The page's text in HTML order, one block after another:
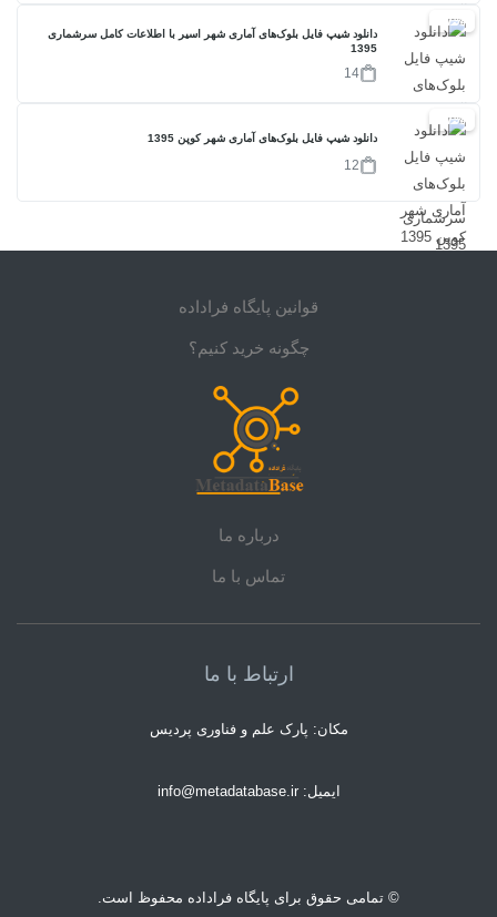
17%
دانلود شیپ فایل بلوک‌های آماری شهر اسیر با اطلاعات کامل سرشماری
1395
14
17%
دانلود شیپ فایل بلوک‌های آماری شهر کوپن 1395
12
قوانین پایگاه فراداده
چگونه خرید کنیم؟
درباره ما
تماس با ما
ارتباط با ما
مکان: پارک علم و فناوری پردیس
ایمیل: info@metadatabase.ir
© تمامی حقوق برای پایگاه فراداده محفوظ است.